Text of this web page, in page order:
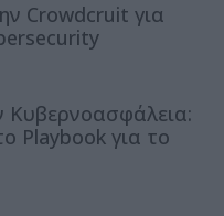
Crowdcruit για
Κυβερνοασφάλεια:
Playbook για το